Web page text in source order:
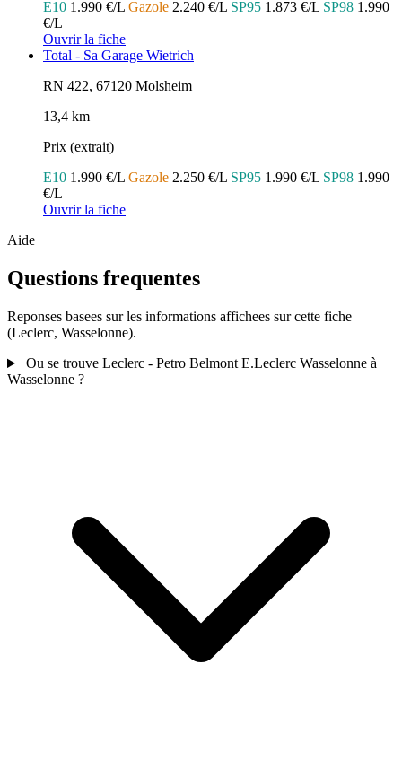
E10 1.990 €/L Gazole 2.240 €/L SP95 1.873 €/L SP98 1.990
€/L
Ouvrir la fiche
Total - Sa Garage Wietrich
RN 422, 67120 Molsheim
13,4 km
Prix (extrait)
E10 1.990 €/L Gazole 2.250 €/L SP95 1.990 €/L SP98 1.990
€/L
Ouvrir la fiche
Aide
Questions frequentes
Reponses basees sur les informations affichees sur cette fiche
(Leclerc, Wasselonne).
Ou se trouve Leclerc - Petro Belmont E.Leclerc Wasselonne à
Wasselonne ?